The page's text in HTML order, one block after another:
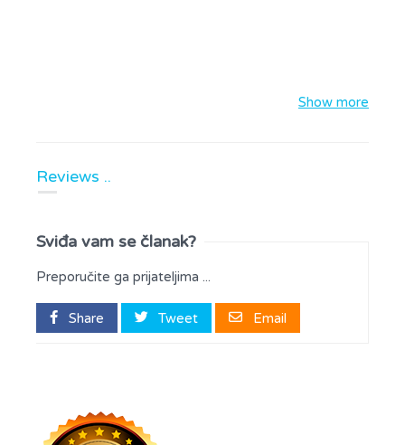
Show more
Reviews ..
Sviđa vam se članak?
Preporučite ga prijateljima ...
Share Tweet Email